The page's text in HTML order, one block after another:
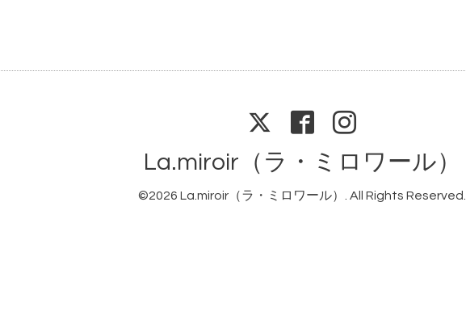
La.miroir（ラ・ミロワール）
©2026 La.miroir（ラ・ミロワール） . All Rights Reserved.